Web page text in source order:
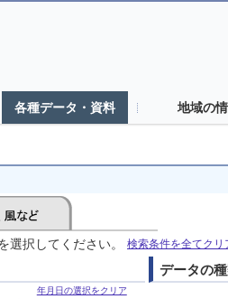
各種データ・資料 地域の
択してください。 検索条件を全てクリ
年月日の選択をクリア
データの